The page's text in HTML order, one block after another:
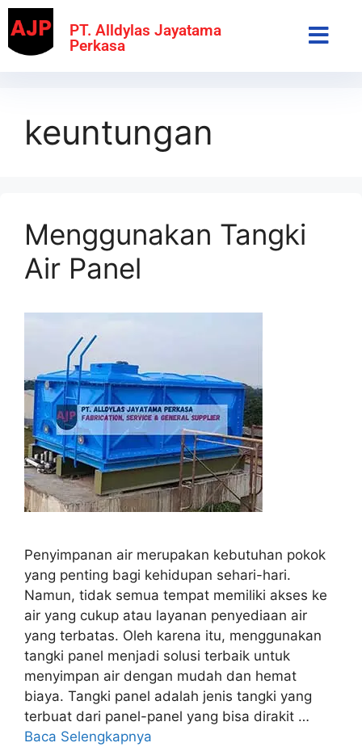
PT. Alldylas Jayatama
Perkasa
keuntungan
Menggunakan Tangki
Air Panel
Penyimpanan air merupakan kebutuhan pokok
yang penting bagi kehidupan sehari-hari.
Namun, tidak semua tempat memiliki akses ke
air yang cukup atau layanan penyediaan air
yang terbatas. Oleh karena itu, menggunakan
tangki panel menjadi solusi terbaik untuk
menyimpan air dengan mudah dan hemat
biaya. Tangki panel adalah jenis tangki yang
terbuat dari panel-panel yang bisa dirakit …
Baca Selengkapnya